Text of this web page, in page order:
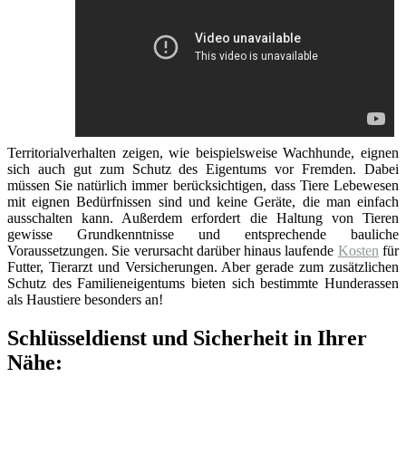
Territorialverhalten zeigen, wie beispielsweise Wachhunde, eignen
sich auch gut zum Schutz des Eigentums vor Fremden. Dabei
müssen Sie natürlich immer berücksichtigen, dass Tiere Lebewesen
mit eignen Bedürfnissen sind und keine Geräte, die man einfach
ausschalten kann. Außerdem erfordert die Haltung von Tieren
gewisse Grundkenntnisse und entsprechende bauliche
Voraussetzungen. Sie verursacht darüber hinaus laufende Kosten für
Futter, Tierarzt und Versicherungen. Aber gerade zum zusätzlichen
Schutz des Familieneigentums bieten sich bestimmte Hunderassen
als Haustiere besonders an!
Schlüsseldienst und Sicherheit in Ihrer
Nähe: